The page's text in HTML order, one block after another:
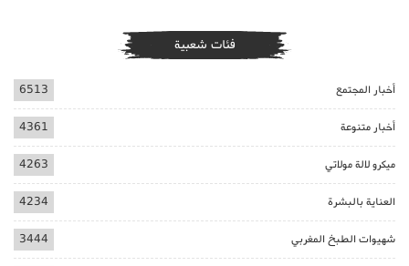
فئات شعبية
أخبار المجتمع 6513
أخبار متنوعة 4361
ميكرو لالة مولاتي 4263
العناية بالبشرة 4234
شهيوات الطبخ المغربي 3444